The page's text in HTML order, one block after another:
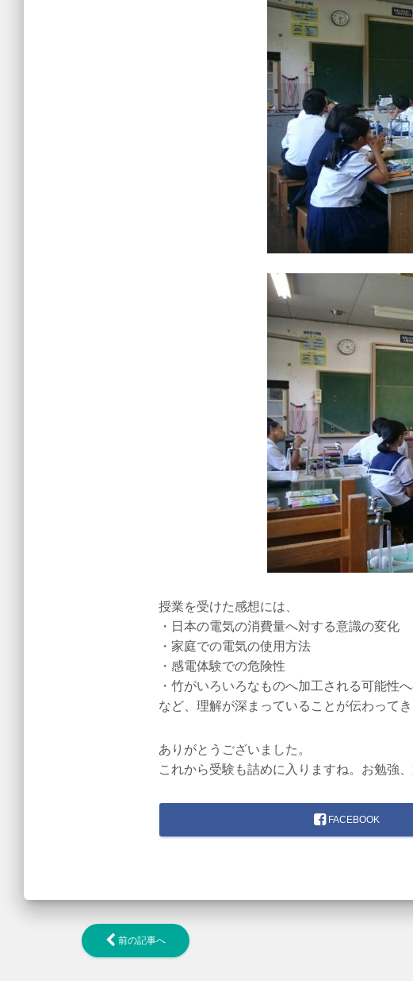
授業を受けた感想には、
・日本の電気の消費量へ対する意識の変化
・家庭での電気の使用方法
・感電体験での危険性
・竹がいろいろなものへ加工される可能性
など、理解が深まっていることが伝わってき
ありがとうございました。
これから受験も詰めに入りますね。お勉強、
FACEBOOK
前の記事へ